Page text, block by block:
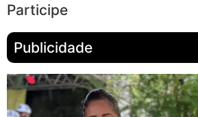
Participe
Publicidade